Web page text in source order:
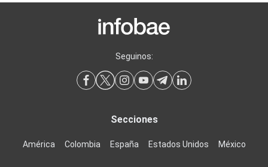
Seguinos:
Secciones
América Colombia España Estados Unidos México